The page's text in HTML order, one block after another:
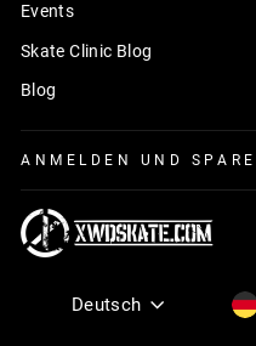
Events
Skate Clinic Blog
Blog
ANMELDEN UND
Sprache
Deutsch